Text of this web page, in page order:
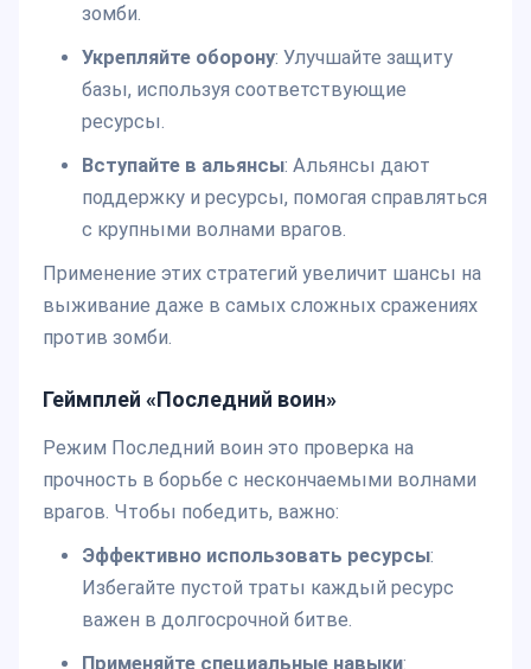
зомби.
Укрепляйте оборону: Улучшайте защиту
базы, используя соответствующие
ресурсы.
Вступайте в альянсы: Альянсы дают
поддержку и ресурсы, помогая справляться
с крупными волнами врагов.
Применение этих стратегий увеличит шансы на
выживание даже в самых сложных сражениях
против зомби.
Геймплей «Последний воин»
Режим Последний воин это проверка на
прочность в борьбе с нескончаемыми волнами
врагов. Чтобы победить, важно:
Эффективно использовать ресурсы:
Избегайте пустой траты каждый ресурс
важен в долгосрочной битве.
Применяйте специальные навыки: